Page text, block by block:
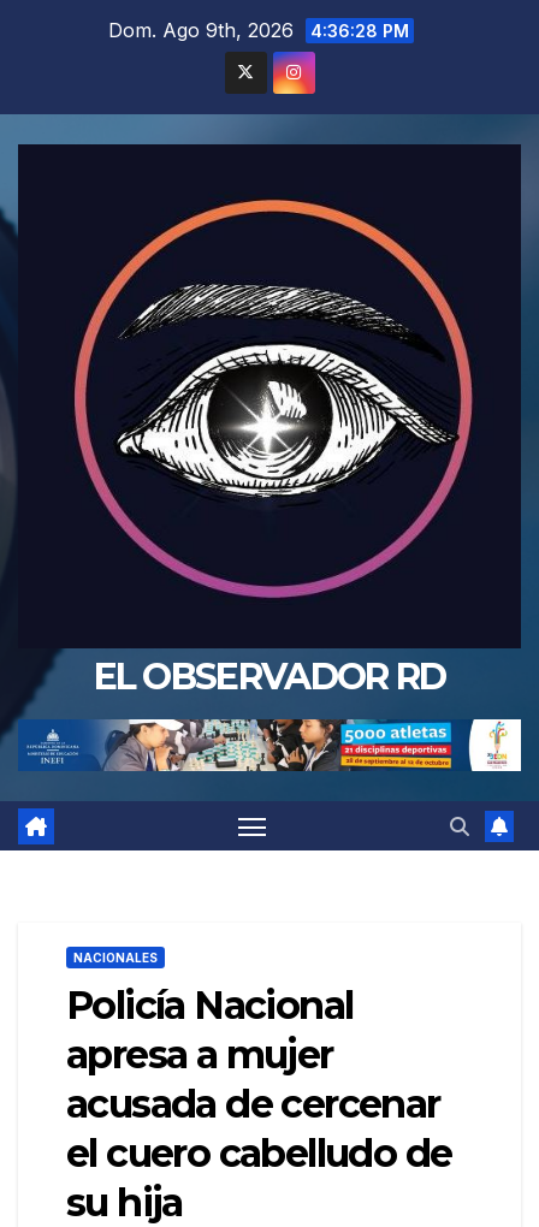
Dom. Ago 9th, 2026 4:36:30 PM
EL OBSERVADOR RD
NACIONALES
Policía Nacional
apresa a mujer
acusada de cercenar
el cuero cabelludo de
su hija